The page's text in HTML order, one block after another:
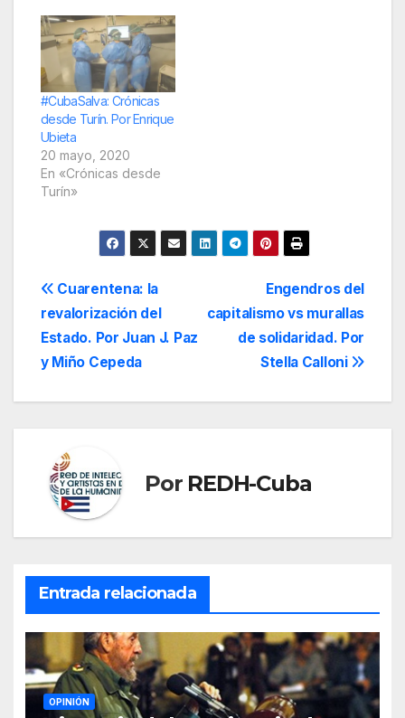
#CubaSalva: Crónicas
desde Turín. Por Enrique
Ubieta
20 mayo, 2020
En «Crónicas desde
Turín»
Navegación
de
entradas
Engendros del
capitalismo vs murallas
de solidaridad. Por
Stella Calloni
Cuarentena: la
revalorización del
Estado. Por Juan J. Paz
y Miño Cepeda
Por REDH-Cuba
Entrada relacionada
OPINIÓN